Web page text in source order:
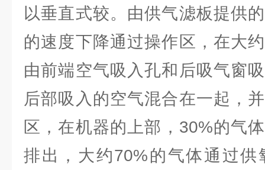
以垂直式较。由供气滤板提供
的速度下降通过操作区，在大
由前端空气吸入孔和后吸气窗
后部吸入的空气混合在一起，
区，在机器的上部，30%的气
排出，大约70%的气体通过供